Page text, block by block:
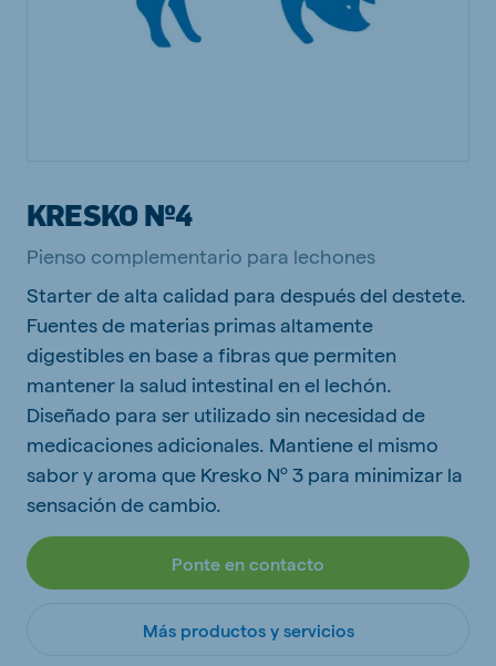
KRESKO Nº4
Pienso complementario para lechones
Starter de alta calidad para después del destete.
Fuentes de materias primas altamente
digestibles en base a fibras que permiten
mantener la salud intestinal en el lechón.
Diseñado para ser utilizado sin necesidad de
medicaciones adicionales. Mantiene el mismo
sabor y aroma que Kresko Nº 3 para minimizar la
sensación de cambio.
Ponte en contacto
Más productos y servicios